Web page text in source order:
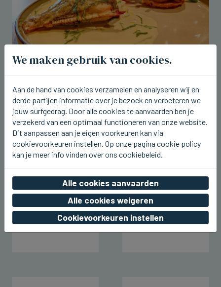
BRUGGE
Tartaar van tonijn en zonnevis op de
nieuwe weeklunch bij Breydel de
Coninc
do 06 augustus 2026, 17:43
We maken gebruik van cookies.
Aan de hand van cookies verzamelen en analyseren wij en
derde partijen informatie over je bezoek en verbeteren we
jouw surfgedrag. Door alle cookies te aanvaarden ben je
verzekerd van een optimaal functioneren van onze website.
Dit aanpassen aan je eigen voorkeuren kan via
cookievoorkeuren instellen. Op onze pagina cookie policy
kan je meer info vinden over ons cookiebeleid.
Alle cookies aanvaarden
Alle cookies weigeren
Cookievoorkeuren instellen